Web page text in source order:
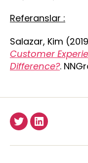
Referanslar :
Salazar, Kim
Customer
Difference?.
TwitterLinkedIn